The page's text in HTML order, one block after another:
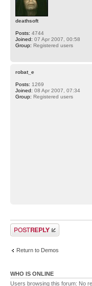
deathsoft
Posts: 4744
Joined: 07 Apr 2007, 00:58
Group: Registered users
robat_e
Posts: 1269
Joined: 08 Apr 2007, 07:34
Group: Registered users
Post a reply
Return to Demos
WHO IS ONLINE
Users browsing this forum: No